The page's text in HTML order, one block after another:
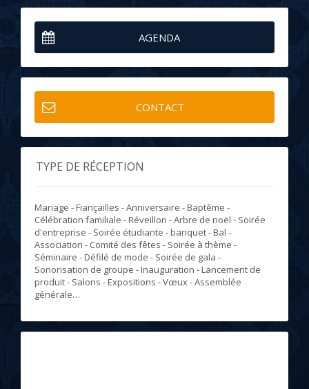
AGENDA
CONTACT
TYPE DE RÉCEPTION
Mariage - Fiançailles - Anniversaire - Baptême -
Célébration familiale - Réveillon - Arbre de noël - Soirée
d'entreprise - Soirée étudiante - banquet - Bal -
Association - Comité des fêtes - Soirée à thème -
Séminaire - Défilé de mode - Soirée de gala -
Sonorisation de groupe - Inauguration - Lancement de
produit - Salons - Expositions - Vœux - Assemblée
générale…